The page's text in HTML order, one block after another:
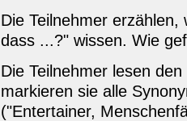
Die Teilnehmer
dass ...?" wissen. Wie
Die Teilnehmer lesen
markieren sie alle
("Entertainer,